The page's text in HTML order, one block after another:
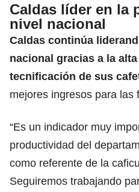
Caldas líder en la
nivel nacional
Caldas continúa
nacional gracias a la
tecnificación de sus
mejores ingresos para las
“Es un indicador muy
productividad del
como referente de la
Seguiremos trabajando